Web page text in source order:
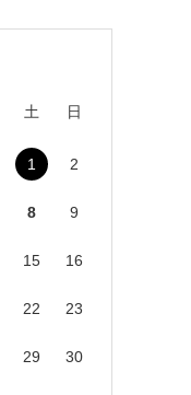
土 日
1 2
8 9
15 16
22 23
29 30